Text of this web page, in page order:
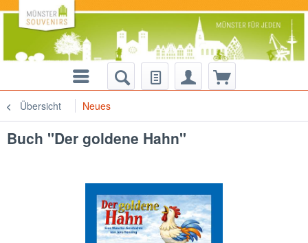
Übersicht Neues
Buch "Der goldene Hahn"